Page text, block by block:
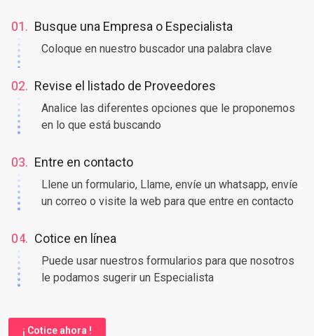
01. Busque una Empresa o Especialista
Coloque en nuestro buscador una palabra clave
02. Revise el listado de Proveedores
Analice las diferentes opciones que le proponemos
en lo que está buscando
03. Entre en contacto
Llene un formulario, Llame, envíe un whatsapp, envíe
un correo o visite la web para que entre en contacto
04. Cotice en línea
Puede usar nuestros formularios para que nosotros
le podamos sugerir un Especialista
¡ Cotice ahora !